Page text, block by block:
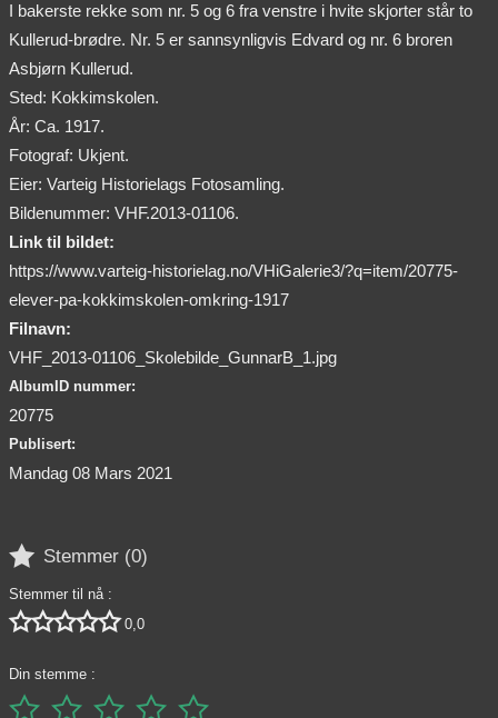
I bakerste rekke som nr. 5 og 6 fra venstre i hvite skjorter står to
Kullerud-brødre. Nr. 5 er sannsynligvis Edvard og nr. 6 broren
Asbjørn Kullerud.
Sted: Kokkimskolen.
År: Ca. 1917.
Fotograf: Ukjent.
Eier: Varteig Historielags Fotosamling.
Bildenummer: VHF.2013-01106.
Link til bildet:
https://www.varteig-historielag.no/VHiGalerie3/?q=item/20775-
elever-pa-kokkimskolen-omkring-1917
Filnavn:
VHF_2013-01106_Skolebilde_GunnarB_1.jpg
AlbumID nummer:
20775
Publisert:
Mandag 08 Mars 2021
 Stemmer (0)
Stemmer til nå :
 0,0
Din stemme :
    